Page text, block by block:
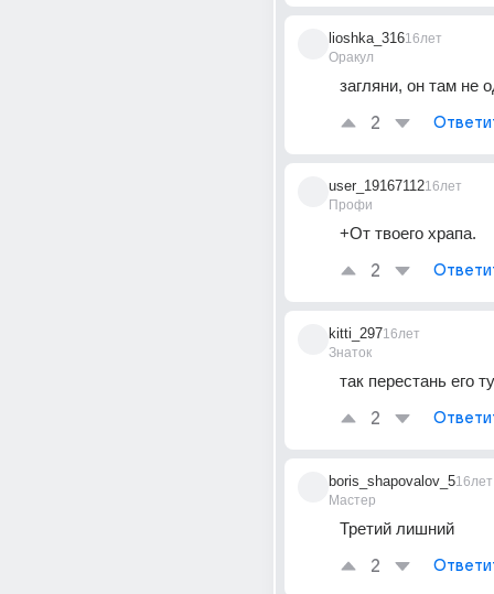
lioshka_316
Оракул
16лет
загляни, он там не
2
user_19167112
Профи
16лет
+От твоего храпа.
2
kitti_297
Знаток
16лет
так перестань его
2
boris_shapovalov_5
Мастер
16лет
Третий лишний
2